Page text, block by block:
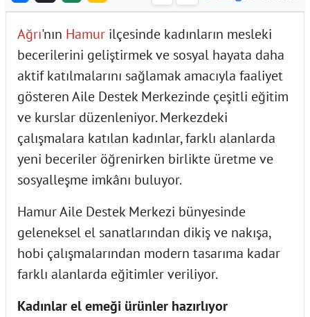
Ağrı'nın Hamur ilçesinde kadınların mesleki
becerilerini geliştirmek ve sosyal hayata daha
aktif katılmalarını sağlamak amacıyla faaliyet
gösteren Aile Destek Merkezinde çeşitli eğitim
ve kurslar düzenleniyor. Merkezdeki
çalışmalara katılan kadınlar, farklı alanlarda
yeni beceriler öğrenirken birlikte üretme ve
sosyalleşme imkânı buluyor.
Hamur Aile Destek Merkezi bünyesinde
geleneksel el sanatlarından dikiş ve nakışa,
hobi çalışmalarından modern tasarıma kadar
farklı alanlarda eğitimler veriliyor.
Kadınlar el emeği ürünler hazırlıyor